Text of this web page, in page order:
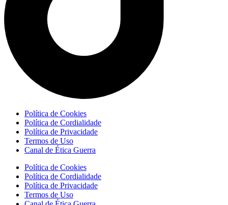
Política de Cookies
Política de Cordialidade
Política de Privacidade
Termos de Uso
Canal de Ética Guerra
Política de Cookies
Política de Cordialidade
Política de Privacidade
Termos de Uso